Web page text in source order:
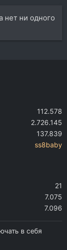
нет ни одного
112.578
2.726.145
137.839
ss8baby
21
7.075
7.096
в себя